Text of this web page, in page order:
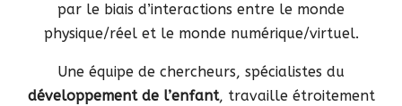
par le biais d’interactions entre le monde
physique/réel et le monde numérique/virtuel.
Une équipe de chercheurs, spécialistes du
développement de l’enfant, travaille étroitement